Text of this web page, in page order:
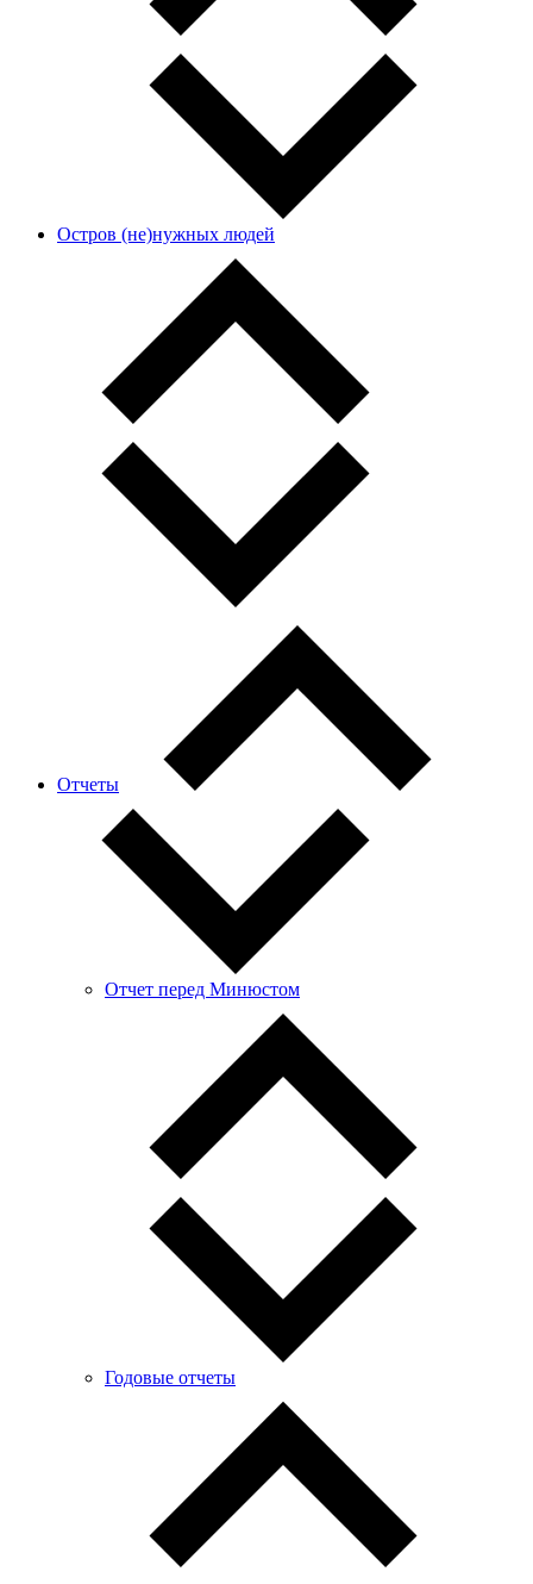
Остров (не)нужных людей
Отчеты
Отчет перед Минюстом
Годовые отчеты